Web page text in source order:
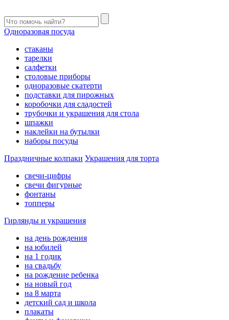
Одноразовая посуда
стаканы
тарелки
салфетки
столовые приборы
одноразовые скатерти
подставки для пирожных
коробочки для сладостей
трубочки и украшения для стола
шпажки
наклейки на бутылки
наборы посуды
Праздничные колпаки Украшения для торта
свечи-цифры
свечи фигурные
фонтаны
топперы
Гирлянды и украшения
на день рождения
на юбилей
на 1 годик
на свадьбу
на рождение ребенка
на новый год
на 8 марта
детский сад и школа
плакаты